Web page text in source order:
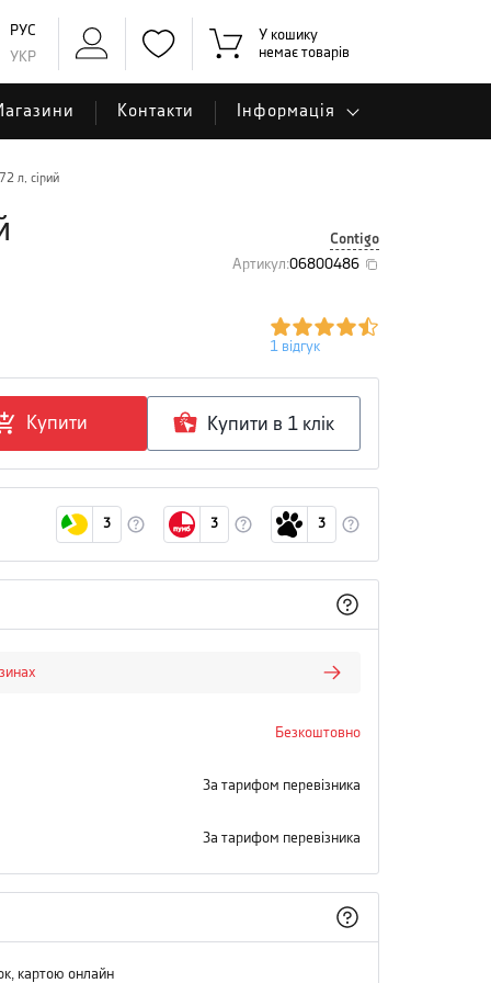
РУС
УКР
У кошику
немає товарів
Контакти Інформація
л, сірий
Contigo
Артикул:06800486
1 відгук
Купити Купити в 1 клiк
3 3 3
Безкоштовно
За тарифом перевізника
За тарифом перевізника
картою онлайн